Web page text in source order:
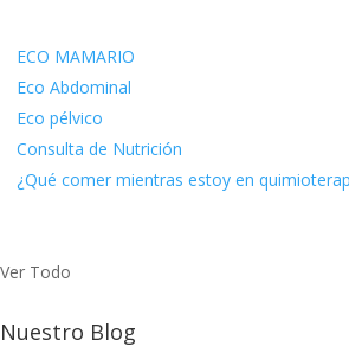
ECO MAMARIO
Eco Abdominal
Eco pélvico
Consulta de Nutrición
¿Qué comer mientras estoy en
Ver Todo
Nuestro Blog